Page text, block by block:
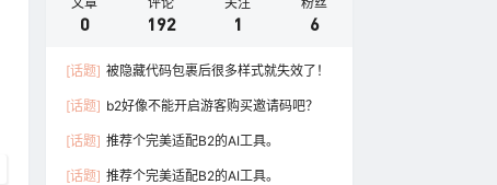
0 192 1 6
[话题] 被隐藏代码包裹后很多样式就失效了！
[话题] b2好像不能开启游客购买邀请码吧？
[话题] 推荐个完美适配B2的AI工具。
[话题] 推荐个完美适配B2的AI工具。